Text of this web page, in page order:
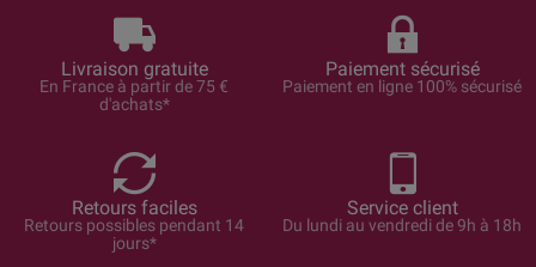
Livraison gratuite
En France à partir de 75 €
d'achats*
Paiement sécurisé
Paiement en ligne 100% sécurisé
Retours faciles
Retours possibles pendant 14
jours*
Service client
Du lundi au vendredi de 9h à 18h